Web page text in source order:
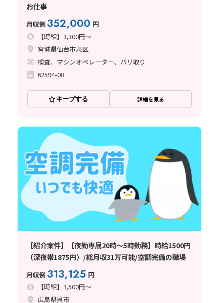
お仕事
月収例 352,000 円
【時給】1,300円～
宮城県仙台市泉区
検査、マシンオペレーター、バリ取り
62594-00
キープする 詳細を見る
【紹介案件】【夜勤専属20時～5時勤務】時給1500円
（深夜帯1875円）/総月収31万可能/空調完備の職場
月収例 313,125 円
【時給】1,500円～
広島県呉市